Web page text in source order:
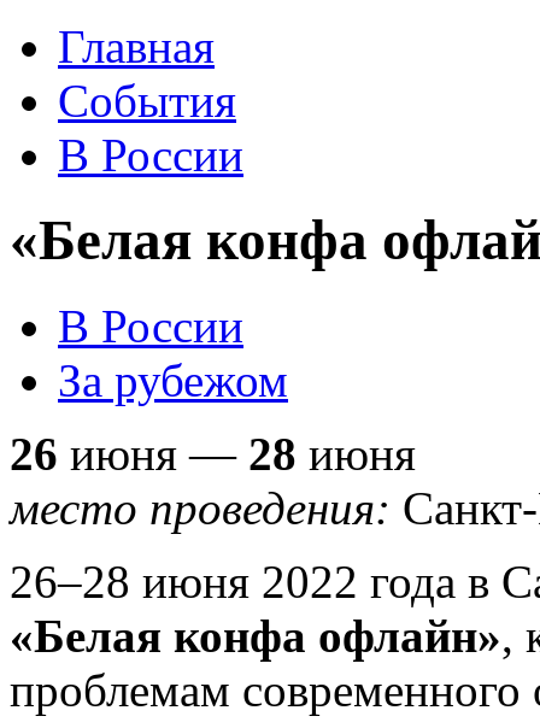
Главная
События
В России
«Белая конфа
В России
За рубежом
26 июня — 28 июня
место проведения:
26–28 июня 2022 года в
«Белая конфа офлайн»,
проблемам современного